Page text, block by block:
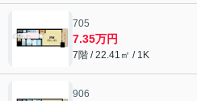
705
7.35万円
7階 / 22.41㎡ / 1K
906